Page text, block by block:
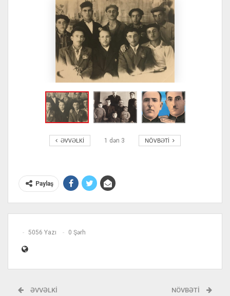
ƏVVƏLKI 1 dən 3 NÖVBƏTI
Paylaş
5056 Yazı 0 Şərh
ƏVVƏLKI NÖVBƏTI